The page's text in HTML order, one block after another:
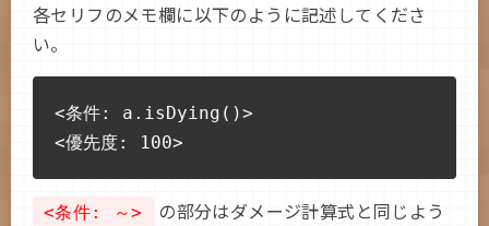
各セリフのメモ欄に以下のように記述してくださ
い。
<条件: a.isDying()>
<条件: ～>
の部分はダメージ計算式と同じよう